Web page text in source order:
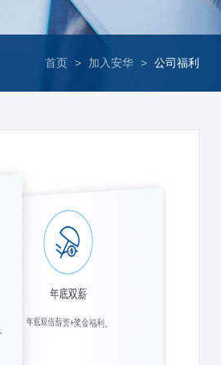
首页 > 加入安华 > 公司福利
年底双薪
年底双倍薪资+奖金福利。